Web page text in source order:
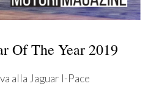
Of The Year 2019
alla Jaguar I-Pace